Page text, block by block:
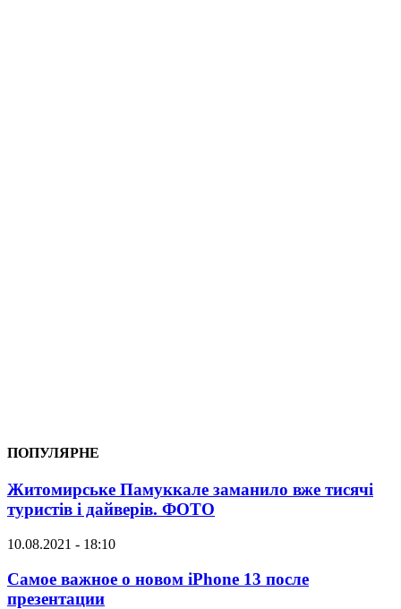
ПОПУЛЯРНЕ
Житомирське Памуккале заманило вже тисячі
туристів і дайверів. ФОТО
10.08.2021 - 18:10
Самое важное о новом iPhone 13 после
презентации